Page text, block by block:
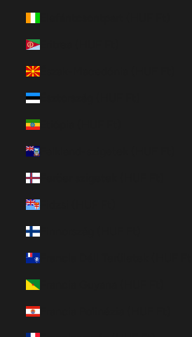
Eritrea (HUF Ft)
Észak-Macedónia (HUF Ft)
Észtország (HUF Ft)
Etiópia (HUF Ft)
Falkland-szigetek (HUF Ft)
Feröer szigetek (HUF Ft)
Finnország (HUF Ft)
Francia Déli Területek (HUF Ft)
Francia Polinézia (HUF Ft)